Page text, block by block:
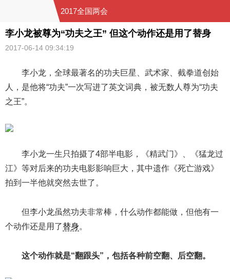
2017全国两会
李小龙被尊为“功夫之王” 但这个动作还是用了替身
2017-06-14 09:34:19
李小龙，全球最著名的功夫巨星、武术家、截拳道创始
人，是他将“功夫”一次写进了英文词典，被无数人尊为“功夫
之王”。
李小龙一生只拍摄了4部半电影，《精武门》、《猛龙过
江》等对后来的功夫电影影响巨大，其中遗作《死亡游戏》
拍到一半他就突然去世了。
但李小龙虽然功夫非常棒，什么动作都能做，但他有一
个动作还是用了替身。
这个动作就是“翻跟头”，包括各种前空翻、后空翻。